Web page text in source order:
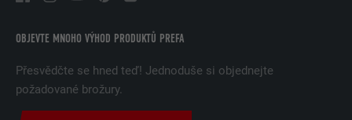
OBJEVTE MNOHO VÝHOD PRODUKTŮ PREFA
Přesvědčte se hned teď! Jednoduše si objednejte
požadované brožury.